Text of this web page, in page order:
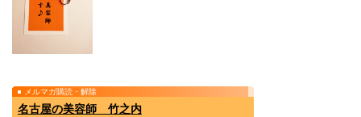
メルマガ購読・解除
名古屋の美容師 竹之内